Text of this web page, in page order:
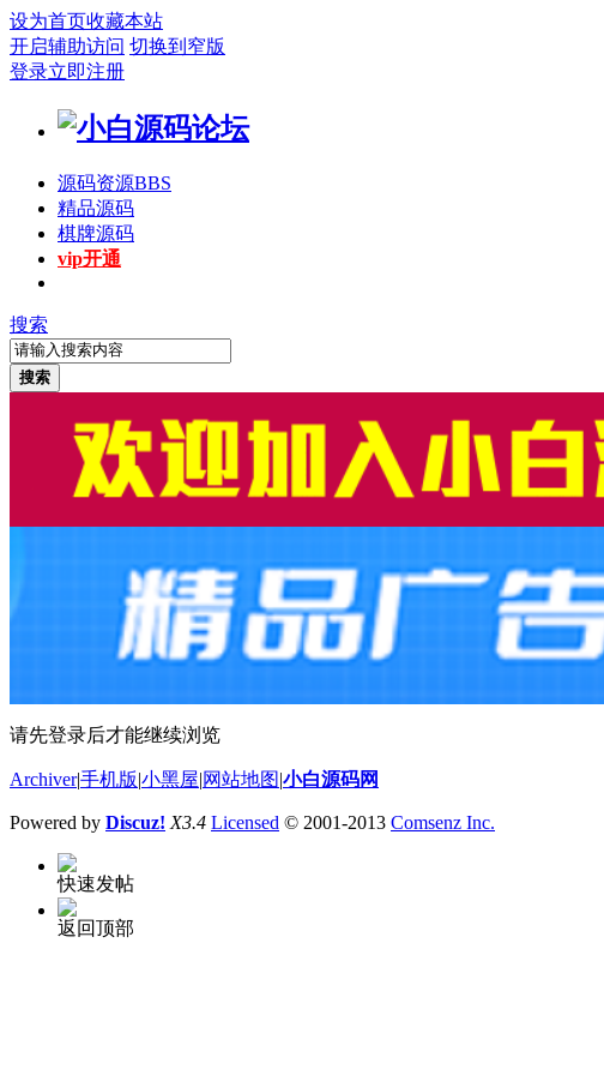
设为首页收藏本站
开启辅助访问 切换到窄版
登录立即注册
源码资源BBS
精品源码
棋牌源码
vip开通
搜索
搜索
请先登录后才能继续浏览
Archiver|手机版 小黑屋 网站地图 小白源码网
Powered by Discuz! X3.4 Licensed © 2001-2013 Comsenz Inc.
快速发帖
返回顶部